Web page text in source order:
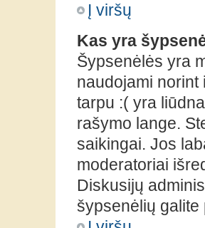
Į viršų
Kas yra
Šypsenėlės yra
naudojami norint
tarpu :( yra
rašymo lange.
saikingai. Jos
moderatoriai
Diskusijų
šypsenėlių galite